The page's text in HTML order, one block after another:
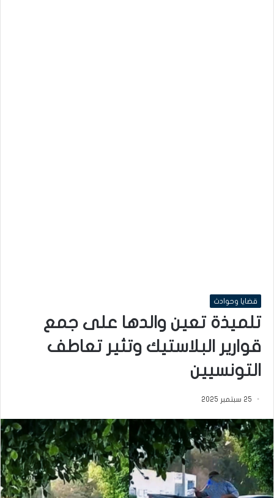
قضايا وحوادث
تلميذة تعين والدها على جمع
قوارير البلاستيك وتثير تعاطف
التونسيين
25 سبتمبر 2025